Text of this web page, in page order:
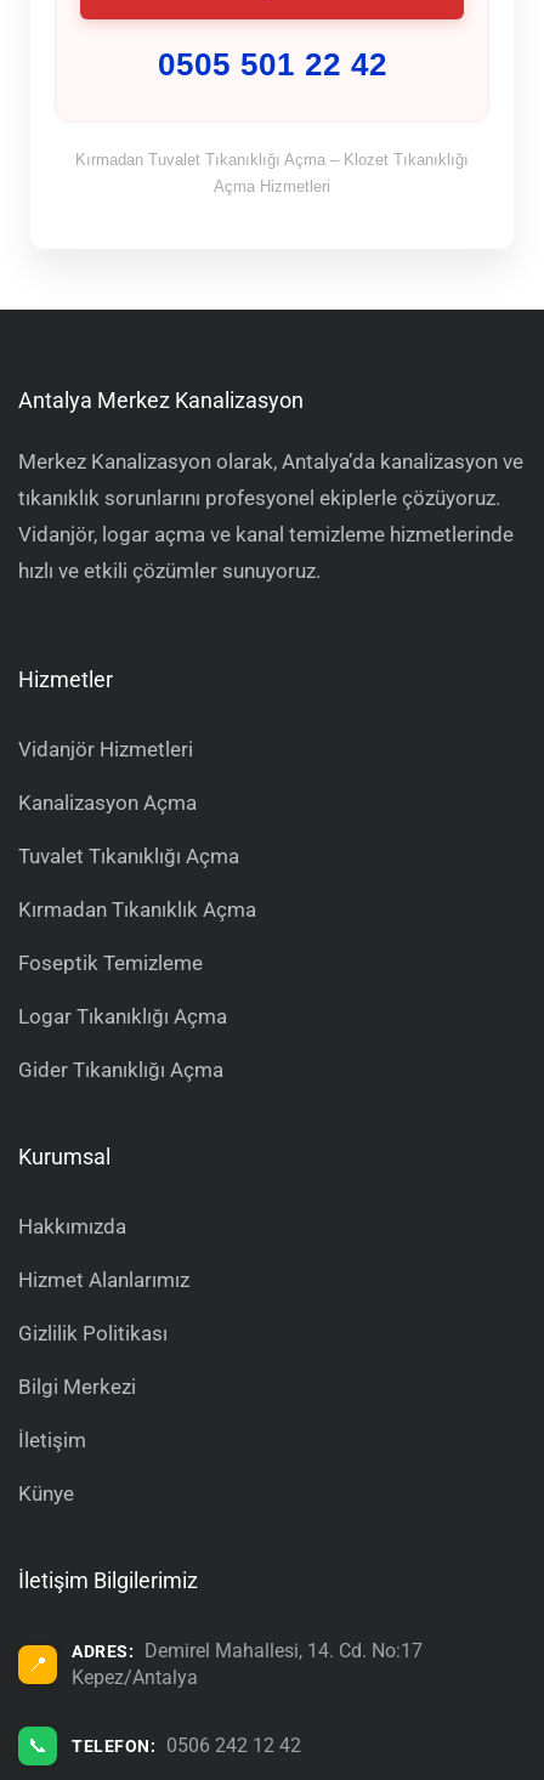
0505 501 22 42
Kırmadan Tuvalet Tıkanıklığı Açma – Klozet Tıkanıklığı
Açma Hizmetleri
Antalya Merkez Kanalizasyon
Merkez Kanalizasyon olarak, Antalya’da kanalizasyon ve
tıkanıklık sorunlarını profesyonel ekiplerle çözüyoruz.
Vidanjör, logar açma ve kanal temizleme hizmetlerinde
hızlı ve etkili çözümler sunuyoruz.
Hizmetler
Vidanjör Hizmetleri
Kanalizasyon Açma
Tuvalet Tıkanıklığı Açma
Kırmadan Tıkanıklık Açma
Foseptik Temizleme
Logar Tıkanıklığı Açma
Gider Tıkanıklığı Açma
Kurumsal
Hakkımızda
Hizmet Alanlarımız
Gizlilik Politikası
Bilgi Merkezi
İletişim
Künye
İletişim Bilgilerimiz
📍
ADRES:
Demirel Mahallesi, 14. Cd. No:17
Kepez/Antalya
📞 TELEFON: 0506 242 12 42